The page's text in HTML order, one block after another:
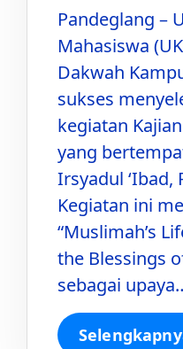
Pandeglang –
Mahasiswa
Dakwah
sukses
kegiatan
yang
Irsyadul ‘Ibad,
Kegiatan ini
“Muslimah’s
the Blessings
sebagai